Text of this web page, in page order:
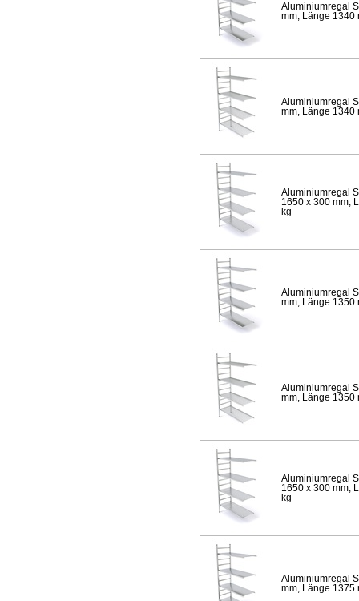
Aluminiumregal
mm, Länge 1340
Aluminiumregal
mm, Länge 1340
Aluminiumregal
1650 x 300 mm,
kg
Aluminiumregal
mm, Länge 1350
Aluminiumregal
mm, Länge 1350
Aluminiumregal
1650 x 300 mm,
kg
Aluminiumregal
mm, Länge 1375